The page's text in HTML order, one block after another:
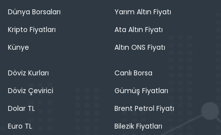
Dünya Borsaları
Kripto Fiyatları
Künye
Yarım Altın Fiyatı
Ata Altın Fiyatı
Altın ONS Fiyatı
Döviz Kurları
Döviz Çevirici
Dolar TL
Euro TL
Canlı Borsa
Gümüş Fiyatları
Brent Petrol Fiyatı
Bilezik Fiyatları